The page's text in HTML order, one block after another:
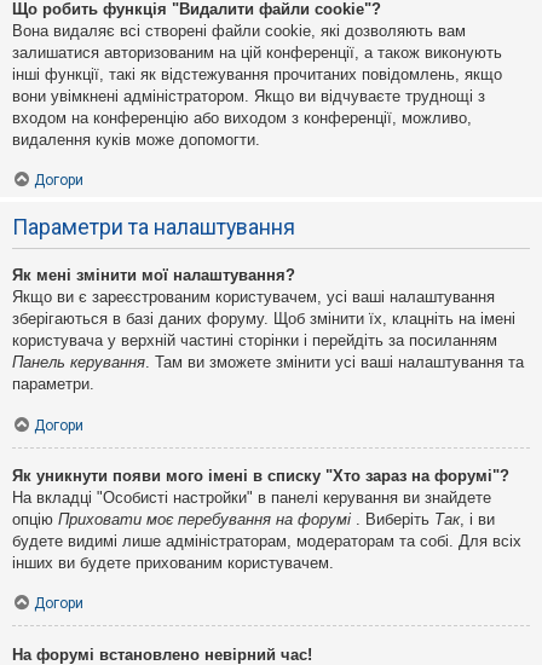
Що робить функція "Видалити файли cookie"?
Вона видаляє всі створені файли cookie, які дозволяють вам
залишатися авторизованим на цій конференції, а також виконують
інші функції, такі як відстежування прочитаних повідомлень, якщо
вони увімкнені адміністратором. Якщо ви відчуваєте труднощі з
входом на конференцію або виходом з конференції, можливо,
видалення куків може допомогти.
Догори
Параметри та налаштування
Як мені змінити мої налаштування?
Якщо ви є зареєстрованим користувачем, усі ваші налаштування
зберігаються в базі даних форуму. Щоб змінити їх, клацніть на імені
користувача у верхній частині сторінки і перейдіть за посиланням
Панель керування . Там ви зможете змінити усі ваші налаштування та
параметри.
Догори
Як уникнути появи мого імені в списку "Хто зараз на форумі"?
На вкладці "Особисті настройки" в панелі керування ви знайдете
опцію Приховати моє перебування на форумі . Виберіть Так, і ви
будете видимі лише адміністраторам, модераторам та собі. Для всіх
інших ви будете прихованим користувачем.
Догори
На форумі встановлено невірний час!